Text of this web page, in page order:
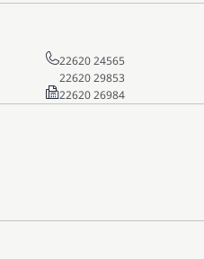
22620 24565
22620 29853
22620 26984